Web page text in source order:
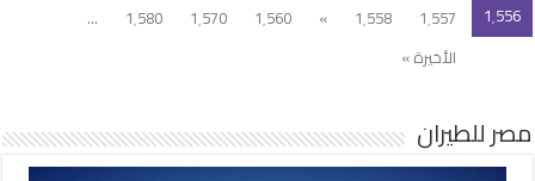
1٬556
1٬557 1٬558 » 1٬560 1٬570 1٬580
...
الأخيرة »
مصر للطيران